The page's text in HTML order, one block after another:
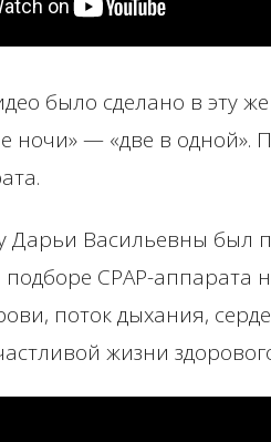
было сделано в эту
ночи» — «две в
Дарьи Васильевны был
подборе СРАР-аппарата
поток дыхания,
жизни